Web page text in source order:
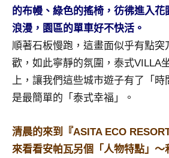
動
主
持、
學
校
企
業
部
落
的布幔、綠色的搖椅，彷彿進入花
浪漫，園區的單車好不快活。
順著石板慢跑，這畫面似乎有點突
歡，如此寧靜的氛圍，泰式VILLA
上，讓我們這些城市遊子有了「時
是最簡單的「泰式幸福」。
清晨的來到『ASITA ECO
來看看安帕瓦另個「人物特點」～